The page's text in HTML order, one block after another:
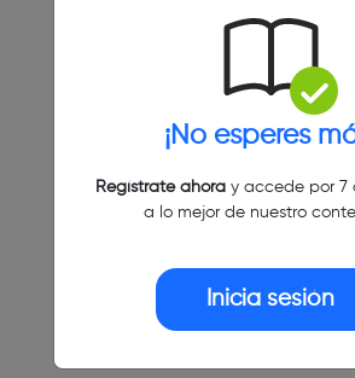
¡No esperes
Regístrate ahoray accede por 7
a lo mejor de nuestro
Inicia sesión